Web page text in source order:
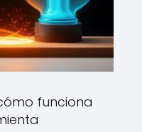
funciona